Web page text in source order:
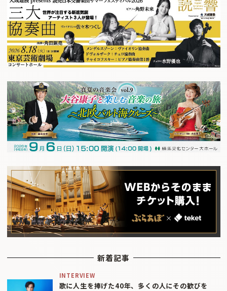
新着記事
INTERVIEW
歌に人生を捧げた40年、多くの人にその歓びを